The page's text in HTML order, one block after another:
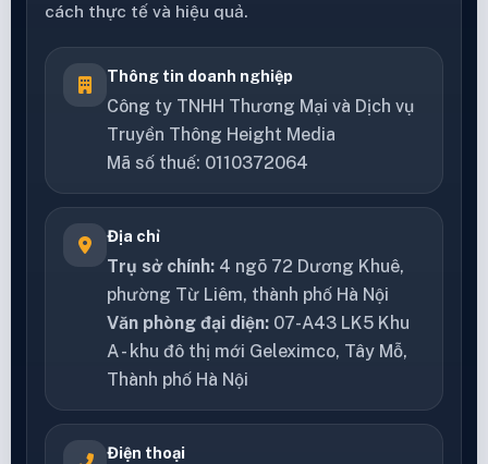
cách thực tế và hiệu quả.
Thông tin doanh nghiệp
Công ty TNHH Thương Mại và Dịch vụ
Truyền Thông Height Media
Mã số thuế: 0110372064
Địa chỉ
Trụ sở chính: 4 ngõ 72 Dương Khuê,
phường Từ Liêm, thành phố Hà Nội
Văn phòng đại diện: 07-A43 LK5 Khu
A - khu đô thị mới Geleximco, Tây Mỗ,
Thành phố Hà Nội
Điện thoại